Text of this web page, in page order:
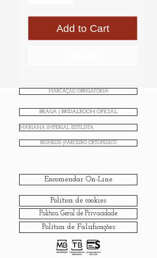
Add to Cart
MARCAÇÃO OBRIGATÓRIA!
BRAGA | BRIDALROOM OFICIAL
MARIANA IMPERIAL ESTILISTA
BIOMEDIS |PARCEIRO ORTOPÉDICO
Encomendar On-Line
Política de cookies
Política Geral de Privacidade
Política de Falsificações